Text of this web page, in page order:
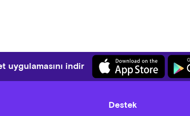
uygulamasını indir
Destek